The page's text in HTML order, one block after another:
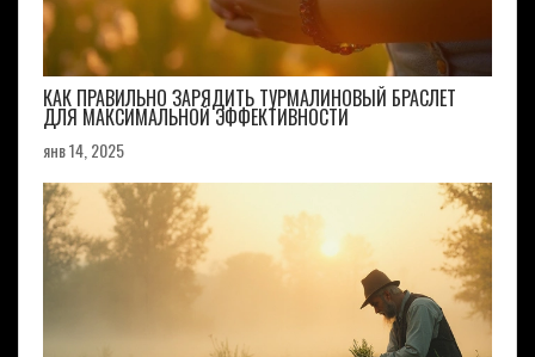
КАК ПРАВИЛЬНО ЗАРЯДИТЬ ТУРМАЛИНОВЫЙ БРАСЛЕТ
ДЛЯ МАКСИМАЛЬНОЙ ЭФФЕКТИВНОСТИ
янв 14, 2025